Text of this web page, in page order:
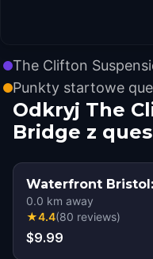
The Clifton
Punkty startowe
Odkryj The
Bridge z
Waterfront
0.0 km away
★4.4(80 reviews)
$9.99